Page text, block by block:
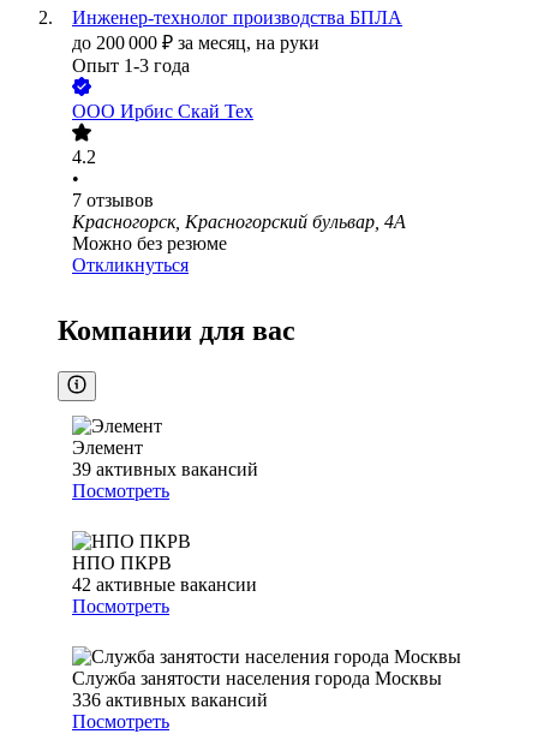
Инженер-технолог производства БПЛА
до 200 000 ₽ за месяц, на руки
Опыт 1-3 года
ООО Ирбис Скай Тех
4.2
•
7 отзывов
Красногорск, Красногорский бульвар, 4А
Можно без резюме
Откликнуться
Компании для вас
Элемент
39 активных вакансий
Посмотреть
НПО ПКРВ
42 активные вакансии
Посмотреть
Служба занятости населения города Москвы
336 активных вакансий
Посмотреть